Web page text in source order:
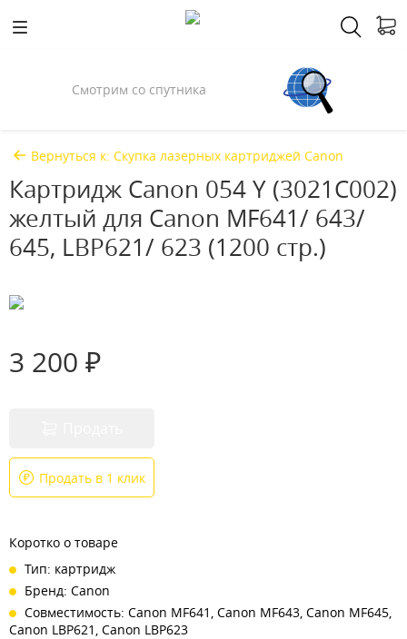
Спросили у Илона Маска
Вернуться к: Скупка лазерных картриджей Canon
Картридж Canon 054 Y (3021C002)
желтый для Canon MF641/ 643/
645, LBP621/ 623 (1200 стр.)
3 200 ₽
Продать в 1 клик
Коротко о товаре
Тип: картридж
Бренд: Canon
Совместимость: Canon MF641, Canon MF643, Canon MF645,
Canon LBP621, Canon LBP623